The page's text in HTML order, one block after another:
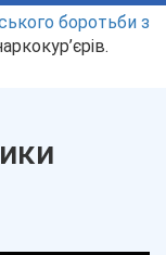
боротьби з